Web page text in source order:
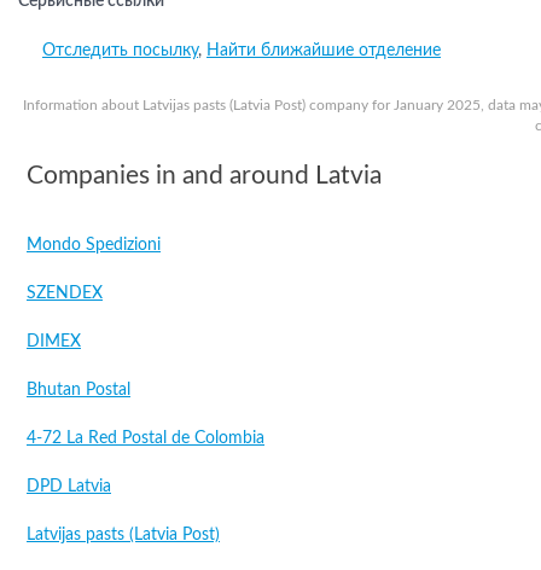
Information about Latvijas pasts (Latvia Post) company for January 2025, data
Отследить посылку, Найти ближайшие отделение
Companies in and around Latvia
Mondo Spedizioni
SZENDEX
DIMEX
Bhutan Postal
4-72 La Red Postal de Colombia
DPD Latvia
Latvijas pasts (Latvia Post)